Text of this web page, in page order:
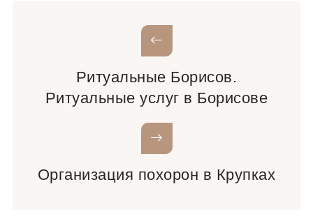
Ритуальные Борисов.
Ритуальные услуг в Борисове
Организация похорон в Крупках